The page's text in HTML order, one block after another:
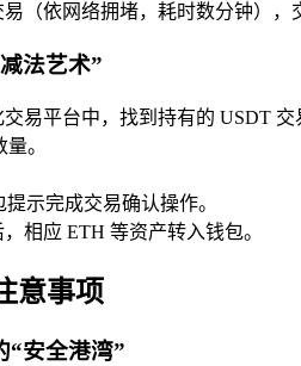
（依网络拥堵，耗时数分钟），
法艺术”
易平台中，找到持有的 USDT 交
。
示完成交易确认操作。
相应 ETH 等资产转入钱包。
意事项
“安全港湾”